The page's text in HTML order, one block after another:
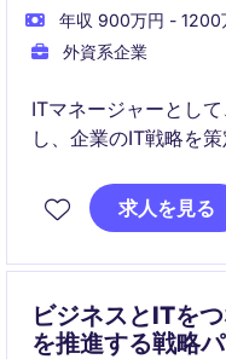
年収 900万円 - 1200
外資系企業
ITマネージャーとし
し、企業のIT戦略を
面から支えていただ
求人を見る
ビジネスとITを
を推進する戦略